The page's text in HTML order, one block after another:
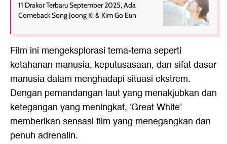
11 Drakor Terbaru September 2025, Ada
Comeback Song Joong Ki & Kim Go Eun
Film ini mengeksplorasi tema-tema seperti
ketahanan manusia, keputusasaan, dan sifat dasar
manusia dalam menghadapi situasi ekstrem.
Dengan pemandangan laut yang menakjubkan dan
ketegangan yang meningkat, 'Great White'
memberikan sensasi film yang menegangkan dan
penuh adrenalin.